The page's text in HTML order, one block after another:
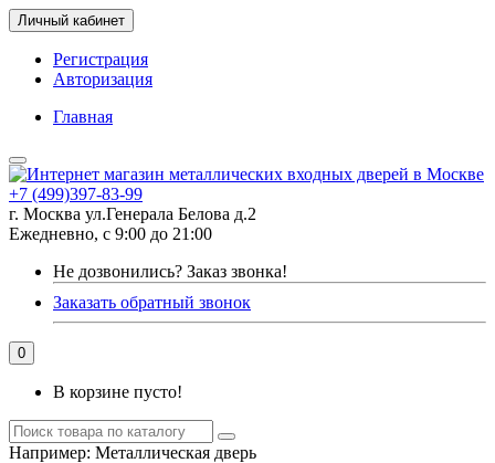
Личный кабинет
Регистрация
Авторизация
Главная
+7 (499)397-83-99
г. Москва ул.Генерала Белова д.2
Ежедневно, с 9:00 до 21:00
Не дозвонились? Заказ звонка!
Заказать обратный звонок
0
В корзине пусто!
Например: Металлическая дверь